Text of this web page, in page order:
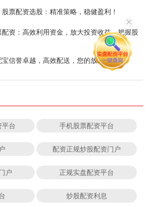
票配资选股：精准策略，稳健盈利！
资：高效利用资金，放大投资收益，把握股
信誉卓越，高效配送，您的放心选择！
台 手机股票配资平台
配资正规炒股配资门户
户 正规实盘配资平台
炒股配资利息